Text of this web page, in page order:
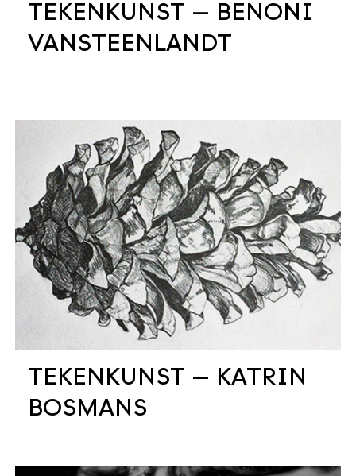
TEKENKUNST — BENONI
VANSTEENLANDT
TEKENKUNST — KATRIN
BOSMANS